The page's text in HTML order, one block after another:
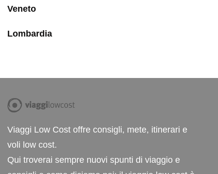
Veneto
Lombardia
Viaggi Low Cost offre consigli, mete, itinerari e
voli low cost.
Qui troverai sempre nuovi spunti di viaggio e